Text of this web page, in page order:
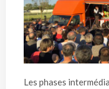
Les phases